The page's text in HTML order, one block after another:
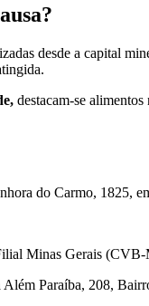
desde a capital
destacam-se
do Carmo, 1825,
Minas Gerais
Paraíba, 208,